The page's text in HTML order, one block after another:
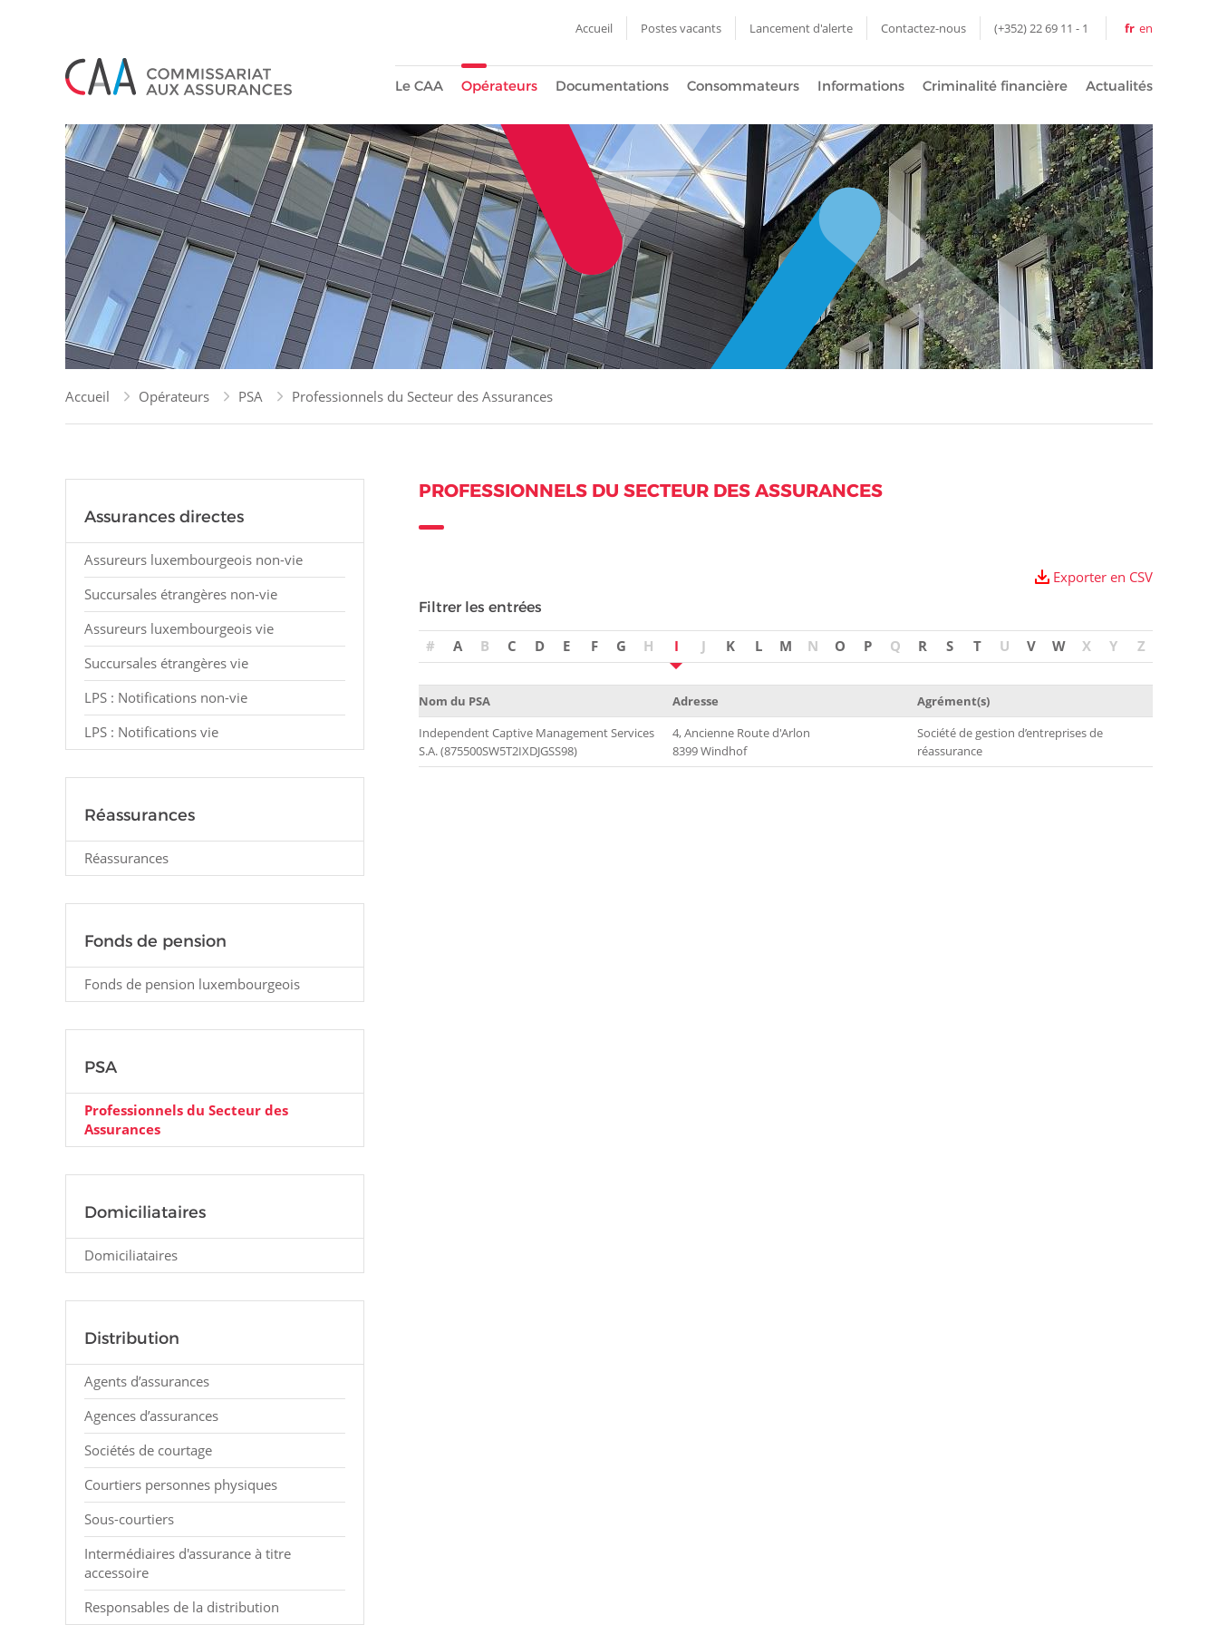
Accueil Postes vacants Lancement d'alerte Contactez-nous (+352) 22 69 11 - 1 fr en
Le CAA Opérateurs Documentations Consommateurs Informations Criminalité financière Actualités
Accueil Opérateurs PSA Professionnels du Secteur des Assurances
Assurances directes
Assureurs luxembourgeois non-vie
Succursales étrangères non-vie
Assureurs luxembourgeois vie
Succursales étrangères vie
LPS : Notifications non-vie
LPS : Notifications vie
Réassurances
Réassurances
Fonds de pension
Fonds de pension luxembourgeois
PSA
Professionnels du Secteur des
Assurances
Domiciliataires
Domiciliataires
Distribution
Agents d’assurances
Agences d’assurances
Sociétés de courtage
Courtiers personnes physiques
Sous-courtiers
Intermédiaires d'assurance à titre
accessoire
Responsables de la distribution
PROFESSIONNELS DU SECTEUR DES ASSURANCES
Exporter en CSV
Filtrer les entrées
# A B C D E F G H I J K L M N O P Q R S T U V W X Y Z
Nom du PSA Adresse
Agrément(s)
Independent Captive Management Services
S.A. (875500SW5T2IXDJGSS98)
4, Ancienne Route d'Arlon
8399 Windhof
Société de gestion d’entreprises de
réassurance